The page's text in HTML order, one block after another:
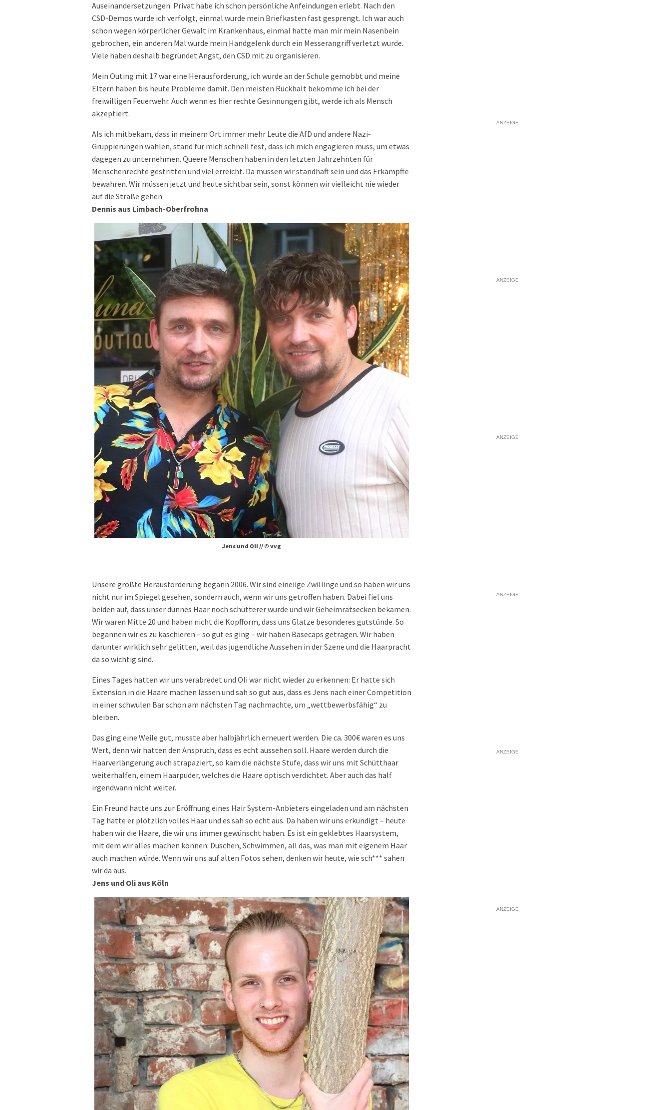
Auseinandersetzungen. Privat habe ich schon persönliche Anfeindungen erlebt. Nach den
CSD-Demos wurde ich verfolgt, einmal wurde mein Briefkasten fast gesprengt. Ich war auch
schon wegen körperlicher Gewalt im Krankenhaus, einmal hatte man mir mein Nasenbein
gebrochen, ein anderen Mal wurde mein Handgelenk durch ein Messerangriff verletzt wurde.
Viele haben deshalb begründet Angst, den CSD mit zu organisieren.
Mein Outing mit 17 war eine Herausforderung, ich wurde an der Schule gemobbt und meine
Eltern haben bis heute Probleme damit. Den meisten Rückhalt bekomme ich bei der
freiwilligen Feuerwehr. Auch wenn es hier rechte Gesinnungen gibt, werde ich als Mensch
akzeptiert.
Als ich mitbekam, dass in meinem Ort immer mehr Leute die AfD und andere Nazi-
Gruppierungen wählen, stand für mich schnell fest, dass ich mich engagieren muss, um etwas
dagegen zu unternehmen. Queere Menschen haben in den letzten Jahrzehnten für
Menschenrechte gestritten und viel erreicht. Da müssen wir standhaft sein und das Erkämpfte
bewahren. Wir müssen jetzt und heute sichtbar sein, sonst können wir vielleicht nie wieder
auf die Straße gehen.
Dennis aus Limbach-Oberfrohna
Jens und Oli // © vvg
Unsere größte Herausforderung begann 2006. Wir sind eineiige Zwillinge und so haben wir uns
nicht nur im Spiegel gesehen, sondern auch, wenn wir uns getroffen haben. Dabei fiel uns
beiden auf, dass unser dünnes Haar noch schütterer wurde und wir Geheimratsecken bekamen.
Wir waren Mitte 20 und haben nicht die Kopfform, dass uns Glatze besonderes gutstünde. So
begannen wir es zu kaschieren – so gut es ging – wir haben Basecaps getragen. Wir haben
darunter wirklich sehr gelitten, weil das jugendliche Aussehen in der Szene und die Haarpracht
da so wichtig sind.
Eines Tages hatten wir uns verabredet und Oli war nicht wieder zu erkennen: Er hatte sich
Extension in die Haare machen lassen und sah so gut aus, dass es Jens nach einer Competition
in einer schwulen Bar schon am nächsten Tag nachmachte, um „wettbewerbsfähig“ zu
bleiben.
Das ging eine Weile gut, musste aber halbjährlich erneuert werden. Die ca. 300€ waren es uns
Wert, denn wir hatten den Anspruch, dass es echt aussehen soll. Haare werden durch die
Haarverlängerung auch strapaziert, so kam die nächste Stufe, dass wir uns mit Schütthaar
weiterhalfen, einem Haarpuder, welches die Haare optisch verdichtet. Aber auch das half
irgendwann nicht weiter.
Ein Freund hatte uns zur Eröffnung eines Hair System-Anbieters eingeladen und am nächsten
Tag hatte er plötzlich volles Haar und es sah so echt aus. Da haben wir uns erkundigt – heute
haben wir die Haare, die wir uns immer gewünscht haben. Es ist ein geklebtes Haarsystem,
mit dem wir alles machen können: Duschen, Schwimmen, all das, was man mit eigenem Haar
auch machen würde. Wenn wir uns auf alten Fotos sehen, denken wir heute, wie sch*** sahen
wir da aus.
Jens und Oli aus Köln
ANZEIGE
ANZEIGE
ANZEIGE
ANZEIGE
ANZEIGE
ANZEIGE